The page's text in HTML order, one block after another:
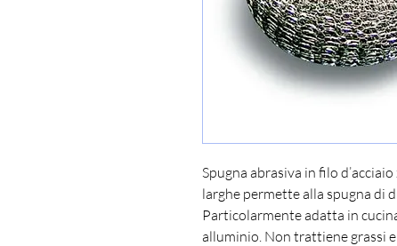
Spugna abrasiva in filo
larghe permette alla spugna di
Particolarmente adatta in
alluminio. Non trattiene grassi